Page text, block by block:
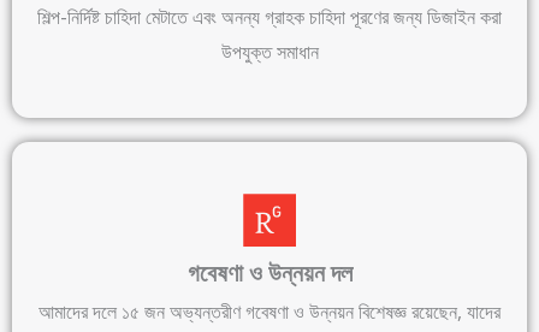
শিল্প-নির্দিষ্ট চাহিদা মেটাতে এবং অনন্য গ্রাহক চাহিদা পূরণের জন্য ডিজাইন করা
উপযুক্ত সমাধান
গবেষণা ও উন্নয়ন দল
আমাদের দলে ১৫ জন অভ্যন্তরীণ গবেষণা ও উন্নয়ন বিশেষজ্ঞ রয়েছেন, যাদের